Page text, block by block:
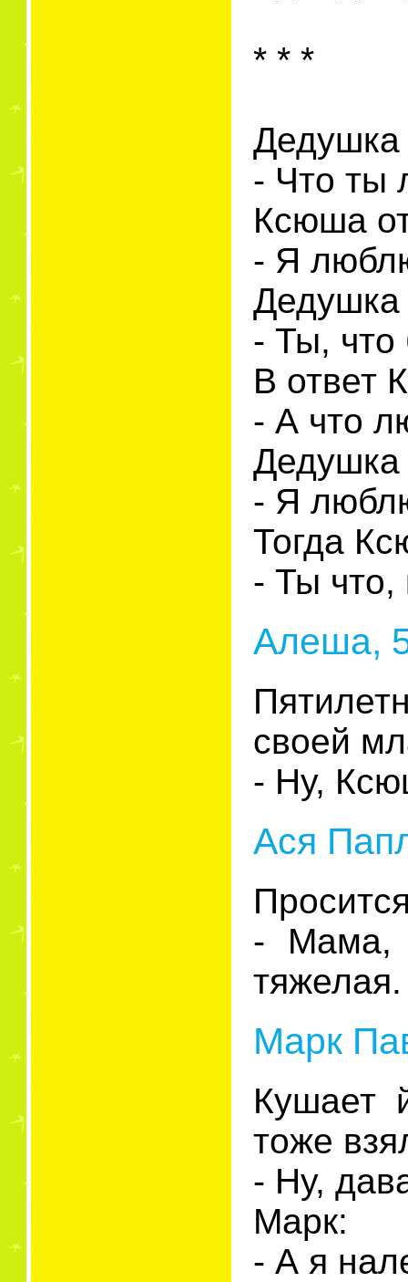
* * *
- Что ты
Ксюша
- Я
Дедушка
- Ты, что
В ответ
- А что
Дедушка
- Я
Тогда
- Ты
Алеша,
своей
- Ну,
Ася
- Мама,
тяжелая.
Марк
Кушает
тоже
- Ну,
Марк:
- А я